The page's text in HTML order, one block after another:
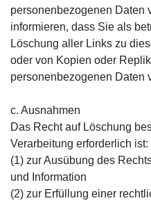
personenbezogenen Daten
informieren, dass Sie als
Löschung aller Links zu
oder von Kopien oder
personenbezogenen Daten
c. Ausnahmen
Das Recht auf Löschung
Verarbeitung erforderlich ist:
(1) zur Ausübung des
und Information
(2) zur Erfüllung einer